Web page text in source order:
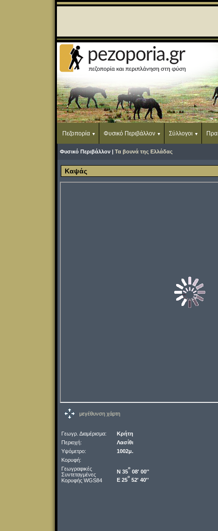
Πεζοπορία Φυσικό Περιβάλλον Σύλλογοι
Φυσικό Περιβάλλον | Τα βουνά της Ελλάδας
Καψάς
μεγέθυνση χάρτη
Γεωγρ. Διαμέρισμα:
Κρήτη
Περιοχή:
Λασίθι
Υψόμετρο:
1002μ.
Κορυφή:
Γεωγραφικές
Συντεταγμένες
Κορυφής WGS84
Ν 35
o
08' 00''
Ε 25
o
52' 40''